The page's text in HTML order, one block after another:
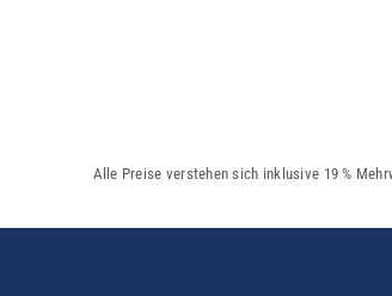
Alle Preise verstehen sich inklusive 19 %